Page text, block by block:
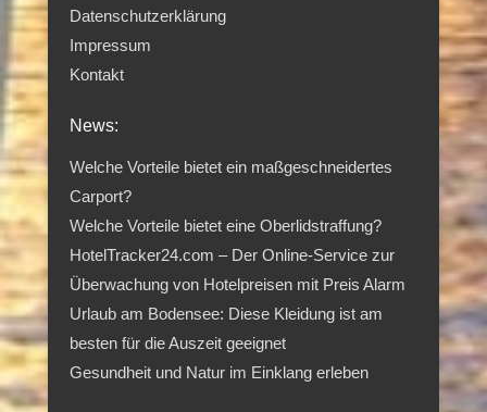
Datenschutzerklärung
Impressum
Kontakt
News:
Welche Vorteile bietet ein maßgeschneidertes
Carport?
Welche Vorteile bietet eine Oberlidstraffung?
HotelTracker24.com – Der Online-Service zur
Überwachung von Hotelpreisen mit Preis Alarm
Urlaub am Bodensee: Diese Kleidung ist am
besten für die Auszeit geeignet
Gesundheit und Natur im Einklang erleben